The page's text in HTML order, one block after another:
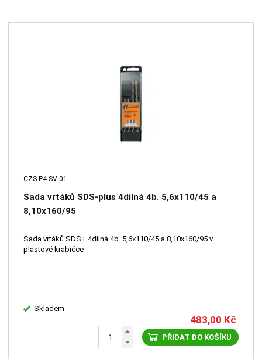
CZS-P4-SV-01
Sada vrtáků SDS-plus 4dílná 4b. 5,6x110/45 a
8,10x160/95
Sada vrtáků SDS+ 4dílná 4b. 5,6x110/45 a 8,10x160/95 v
plastové krabičce
Skladem
483,00 Kč
PŘIDAT DO KOŠÍKU